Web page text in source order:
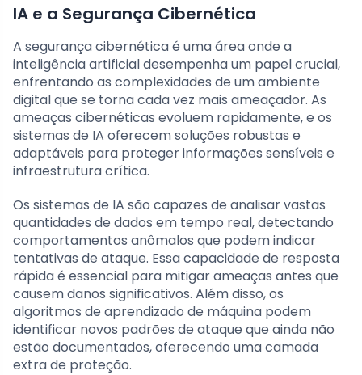
IA e a Segurança Cibernética
A segurança cibernética é uma área onde a
inteligência artificial desempenha um papel crucial,
enfrentando as complexidades de um ambiente
digital que se torna cada vez mais ameaçador. As
ameaças cibernéticas evoluem rapidamente, e os
sistemas de IA oferecem soluções robustas e
adaptáveis para proteger informações sensíveis e
infraestrutura crítica.
Os sistemas de IA são capazes de analisar vastas
quantidades de dados em tempo real, detectando
comportamentos anômalos que podem indicar
tentativas de ataque. Essa capacidade de resposta
rápida é essencial para mitigar ameaças antes que
causem danos significativos. Além disso, os
algoritmos de aprendizado de máquina podem
identificar novos padrões de ataque que ainda não
estão documentados, oferecendo uma camada
extra de proteção.